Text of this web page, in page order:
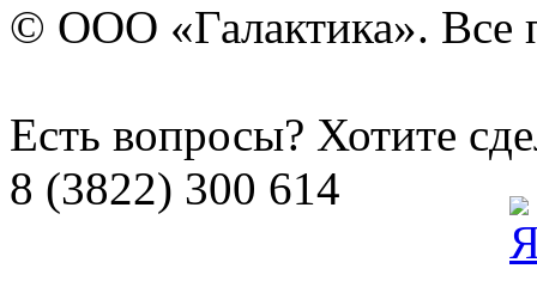
© ООО «Галактика». Все
Есть вопросы? Хотите
8 (3822) 300 614